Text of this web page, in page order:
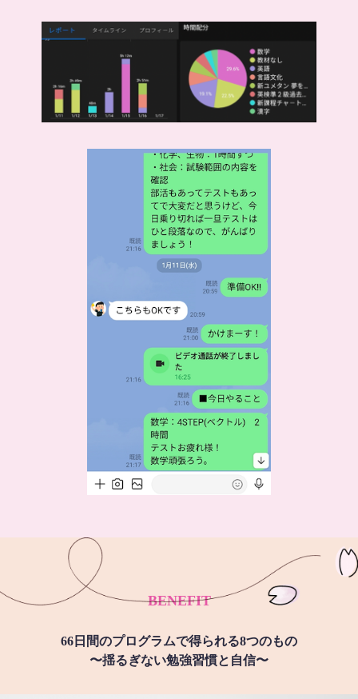
BENEFIT
66日間のプログラムで得られる8つのもの
〜揺るぎない勉強習慣と自信〜